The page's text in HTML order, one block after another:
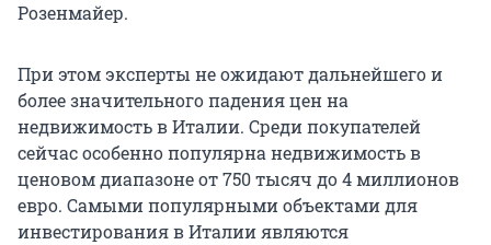
Розенмайер.
При этом эксперты не ожидают дальнейшего и
более значительного падения цен на
недвижимость в Италии. Среди покупателей
сейчас особенно популярна недвижимость в
ценовом диапазоне от 750 тысяч до 4 миллионов
евро. Самыми популярными объектами для
инвестирования в Италии являются